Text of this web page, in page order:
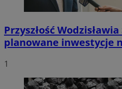
Przyszłość
planowane inwestycje
1